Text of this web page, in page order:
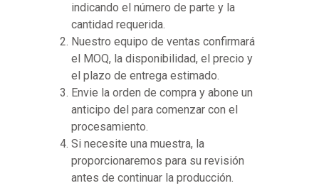
indicando el número de parte y la
cantidad requerida.
Nuestro equipo de ventas confirmará
el MOQ, la disponibilidad, el precio y
el plazo de entrega estimado.
Envie la orden de compra y abone un
anticipo del para comenzar con el
procesamiento.
Si necesite una muestra, la
proporcionaremos para su revisión
antes de continuar la producción.